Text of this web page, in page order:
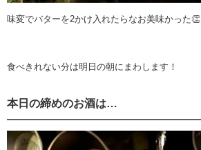
味変でバターを2かけ入れたらなお美味かった👏
食べきれない分は明日の朝にまわします！
本日の締めのお酒は…